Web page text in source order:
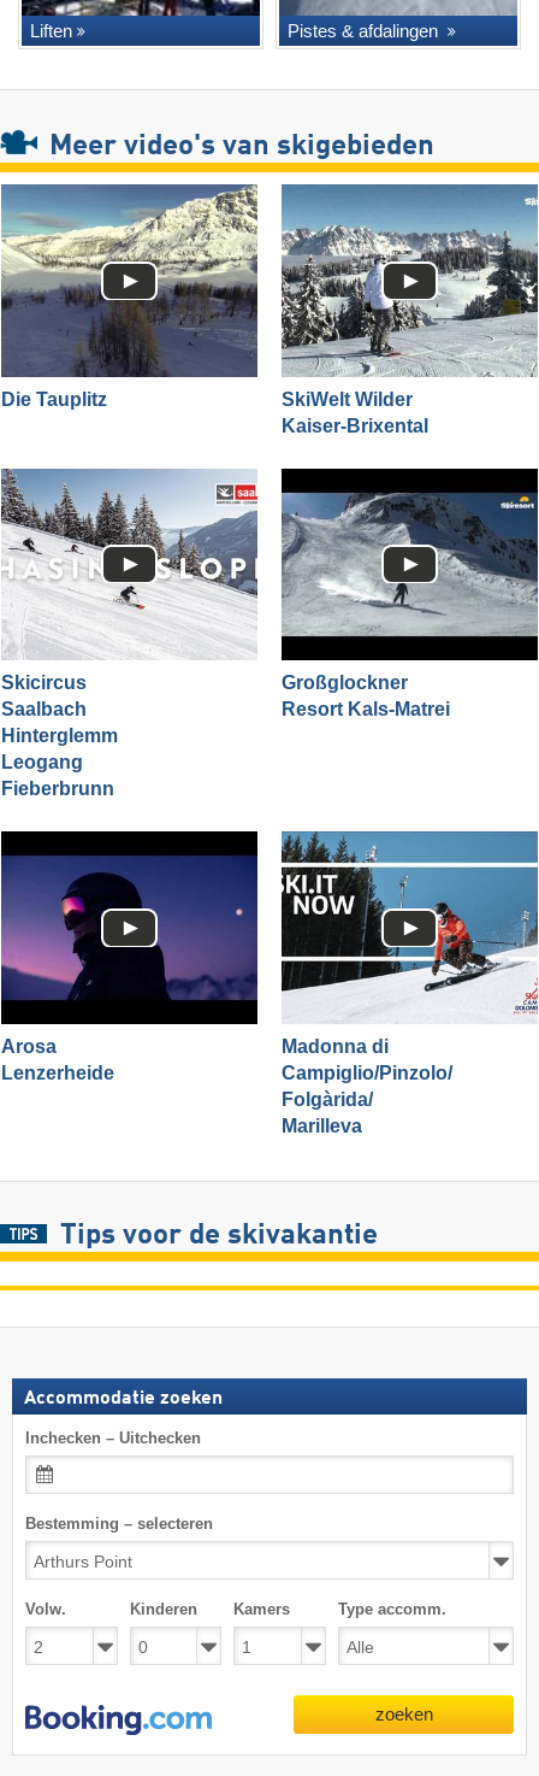
Liften Pistes & afdalingen
Meer video's van skigebieden
Die Tauplitz
SkiWelt Wilder
Kaiser-Brixental
Skicircus
Saalbach
Hinterglemm
Leogang
Fieberbrunn
Großglockner
Resort Kals-Matrei
Arosa
Lenzerheide
Madonna di
Campiglio/​Pinzolo/​
Folgàrida/​
Marilleva
Tips voor de skivakantie
Accommodatie zoeken
Inchecken – Uitchecken
Bestemming – selecteren
Volw. Kinderen Kamers Type accomm.
zoeken